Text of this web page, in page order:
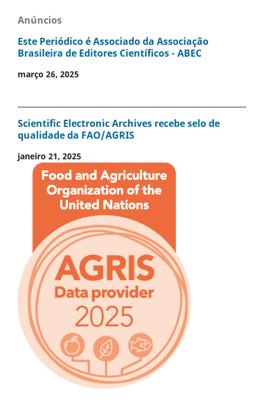
Anúncios
Este Periódico é Associado da Associação
Brasileira de Editores Científicos - ABEC
março 26, 2025
Scientific Electronic Archives recebe selo de
qualidade da FAO/AGRIS
janeiro 21, 2025